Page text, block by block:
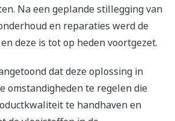
Na een geplande stillegging van
en reparaties werd de
deze is tot op heden voortgezet.
dat deze oplossing in
omstandigheden te regelen die
te handhaven en